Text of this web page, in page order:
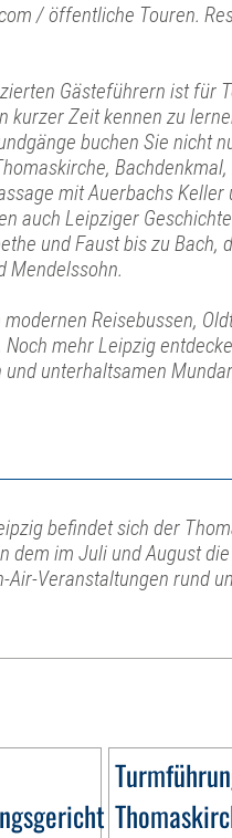
/ öffentliche Touren.
Gästeführern ist für
kurzer Zeit kennen zu
buchen Sie nicht
mit Auerbachs Keller
auch Leipziger
und Faust bis zu Bach,
Mendelssohn.
Reisebussen,
mehr Leipzig
unterhaltsamen
befindet sich der
dem im Juli und August
Veranstaltungen rund